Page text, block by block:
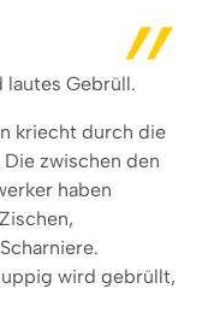
lautes Gebrüll.
kriecht durch die
zwischen den
haben
wird gebrüllt,